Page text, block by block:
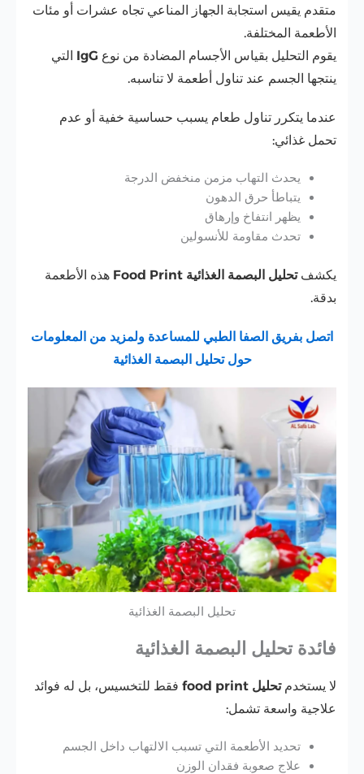
متقدم يقيس استجابة الجهاز المناعي تجاه عشرات أو مئات
الأطعمة المختلفة.
يقوم التحليل بقياس الأجسام المضادة من نوع IgG التي
ينتجها الجسم عند تناول أطعمة لا تناسبه.
عندما يتكرر تناول طعام يسبب حساسية خفية أو عدم
تحمل غذائي:
يحدث التهاب مزمن منخفض الدرجة
يتباطأ حرق الدهون
يظهر انتفاخ وإرهاق
تحدث مقاومة للأنسولين
يكشف تحليل البصمة الغذائية Food Print
هذه الأطعمة
بدقة.
اتصل بفريق الصفا الطبي للمساعدة ولمزيد من المعلومات
حول تحليل البصمة الغذائية
تحليل البصمة الغذائية
فائدة تحليل البصمة الغذائية
لا يستخدمتحليل food print
فقط للتخسيس، بل له فوائد
علاجية واسعة تشمل:
تحديد الأطعمة التي تسبب الالتهاب داخل الجسم
علاج صعوبة فقدان الوزن